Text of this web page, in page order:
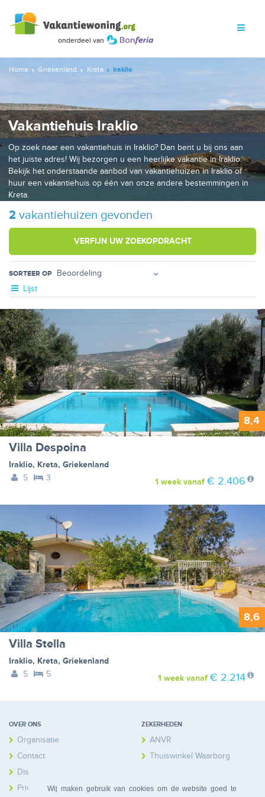
Wij maken gebruik van cookies om de website goed te
Home Griekenland Kreta Iraklio
Vakantiehuis Iraklio
Op zoek naar een vakantiehuis in Iraklio? Dan bent u bij ons aan
het juiste adres! Wij bezorgen u een heerlijke vakantie in Iraklio.
Bekijk het onderstaande aanbod van vakantiehuizen in Iraklio of
huur een vakantiehuis op één van onze andere bestemmingen in
Kreta.
2 vakantiehuizen gevonden
VERFIJN UW ZOEKOPDRACHT
SORTEER OP
Lijst
8,4
Villa Despoina
Iraklio, Kreta, Griekenland
5
3 1 weekvanaf € 2.406
8,6
Villa Stella
Iraklio, Kreta, Griekenland
5
5 1 weekvanaf € 2.214
OVER ONS
Organisatie
Contact
Disclaimer
Privacy
ZEKERHEDEN
ANVR
Thuiswinkel Waarborg